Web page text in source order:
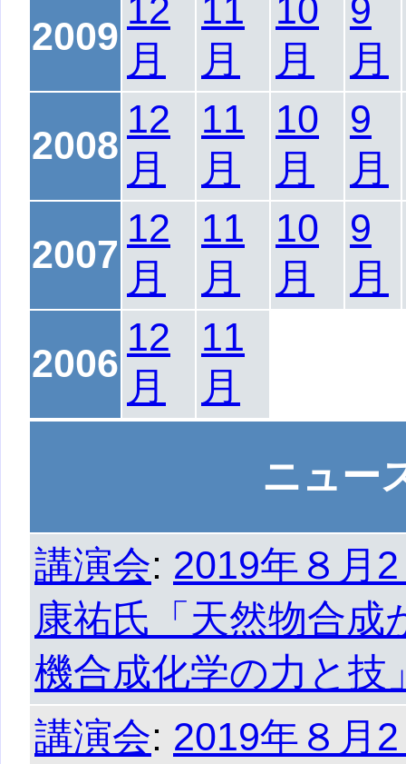
2009
12
月
11
月
10
月
9
月
2008
12
月
11
月
10
月
9
月
2007
12
月
11
月
10
月
9
月
2006
12
月
11
月
ニュー
講演会: 2019年８
康祐氏「天然物合成
機合成化学の力と技
講演会: 2019年８